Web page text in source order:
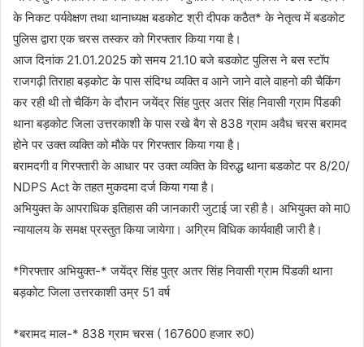
के निकट पर्यवेक्षण तथा थानाध्यक्ष बडकोट श्री दीपक कठैत* के नेतृत्व में बडकोट
पुलिस द्वारा एक चरस तस्कर को गिरफ्तार किया गया है।
आज दिनांक 21.01.2025 को समय 21.10 बजे बडकोट पुलिस ने बस स्टॉप
राजगढ़ी तिराहा बड़कोट के पास संदिग्ध व्यक्ति व आने जाने वाले वाहनो की चैकिंग
कर रही थी तो चैकिंग के दौरान जयेंद्र सिंह पुत्र अतर सिंह निवासी ग्राम पिंडकी
थाना बड़कोट जिला उत्तरकाशी के पास रखे बैग से 838 ग्राम अवैध चरस बरामद
होने पर उक्त व्यक्ति को मौके पर गिरफ्तार किया गया है।
बरामदगी व गिरफ्तारी के आधार पर उक्त व्यक्ति के विरुद्ध थाना बडकोट पर 8/20/
NDPS Act के तहत मुकदमा दर्ज किया गया है।
अभियुक्त के आपराधिक इतिहास की जानकारी जुटाई जा रही है। अभियुक्त को मा0
न्यायालय के समक्ष प्रस्तुत किया जायेगा। अग्रिम विधिक कार्यवाही जारी है।
*गिरफ्तार अभियुक्त-* जयेंद्र सिंह पुत्र अतर सिंह निवासी ग्राम पिंडकी थाना
बड़कोट जिला उत्तरकाशी उम्र 51 वर्ष
*बरामद माल-* 838 ग्राम चरस ( 167600 हजार रु0)